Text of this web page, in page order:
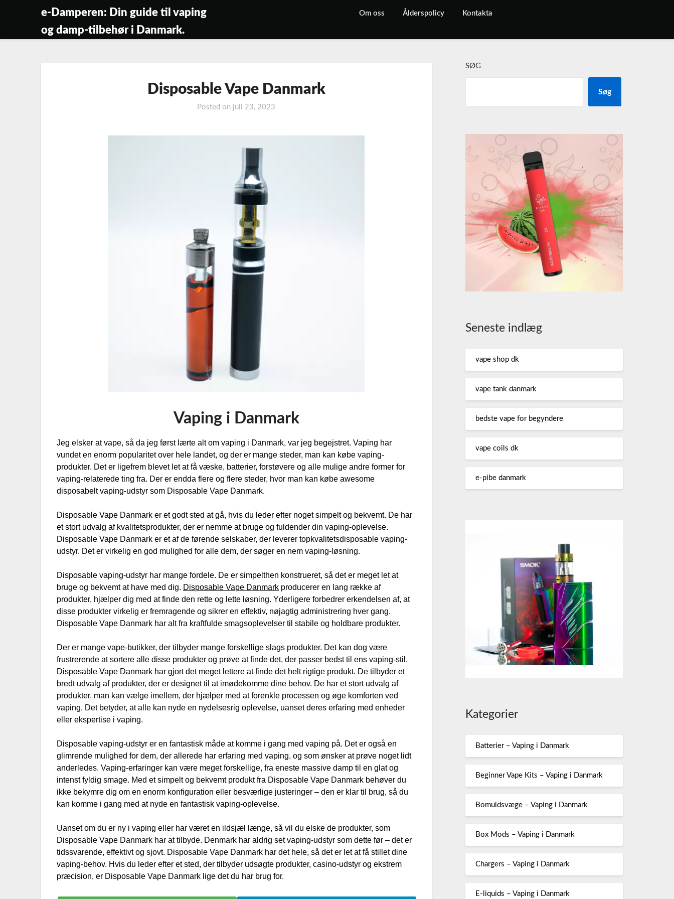
e-Damperen: Din guide til vaping
og damp-tilbehør i Danmark.
Om oss Ålderspolicy Kontakta
Disposable Vape Danmark
Posted on juli 23, 2023
Vaping i Danmark
Jeg elsker at vape, så da jeg først lærte alt om vaping i Danmark, var jeg begejstret. Vaping har
vundet en enorm popularitet over hele landet, og der er mange steder, man kan købe vaping-
produkter. Det er ligefrem blevet let at få væske, batterier, forstøvere og alle mulige andre former for
vaping-relaterede ting fra. Der er endda flere og flere steder, hvor man kan købe awesome
disposabelt vaping-udstyr som Disposable Vape Danmark.
Disposable Vape Danmark er et godt sted at gå, hvis du leder efter noget simpelt og bekvemt. De har
et stort udvalg af kvalitetsprodukter, der er nemme at bruge og fuldender din vaping-oplevelse.
Disposable Vape Danmark er et af de førende selskaber, der leverer topkvalitetsdisposable vaping-
udstyr. Det er virkelig en god mulighed for alle dem, der søger en nem vaping-løsning.
Disposable vaping-udstyr har mange fordele. De er simpelthen konstrueret, så det er meget let at
bruge og bekvemt at have med dig. Disposable Vape Danmark producerer en lang række af
produkter, hjælper dig med at finde den rette og lette løsning. Yderligere forbedrer erkendelsen af, at
disse produkter virkelig er fremragende og sikrer en effektiv, nøjagtig administrering hver gang.
Disposable Vape Danmark har alt fra kraftfulde smagsoplevelser til stabile og holdbare produkter.
Der er mange vape-butikker, der tilbyder mange forskellige slags produkter. Det kan dog være
frustrerende at sortere alle disse produkter og prøve at finde det, der passer bedst til ens vaping-stil.
Disposable Vape Danmark har gjort det meget lettere at finde det helt rigtige produkt. De tilbyder et
bredt udvalg af produkter, der er designet til at imødekomme dine behov. De har et stort udvalg af
produkter, man kan vælge imellem, der hjælper med at forenkle processen og øge komforten ved
vaping. Det betyder, at alle kan nyde en nydelsesrig oplevelse, uanset deres erfaring med enheder
eller ekspertise i vaping.
Disposable vaping-udstyr er en fantastisk måde at komme i gang med vaping på. Det er også en
glimrende mulighed for dem, der allerede har erfaring med vaping, og som ønsker at prøve noget lidt
anderledes. Vaping-erfaringer kan være meget forskellige, fra eneste massive damp til en glat og
intenst fyldig smage. Med et simpelt og bekvemt produkt fra Disposable Vape Danmark behøver du
ikke bekymre dig om en enorm konfiguration eller besværlige justeringer – den er klar til brug, så du
kan komme i gang med at nyde en fantastisk vaping-oplevelse.
Uanset om du er ny i vaping eller har været en ildsjæl længe, så vil du elske de produkter, som
Disposable Vape Danmark har at tilbyde. Denmark har aldrig set vaping-udstyr som dette før – det er
tidssvarende, effektivt og sjovt. Disposable Vape Danmark har det hele, så det er let at få stillet dine
vaping-behov. Hvis du leder efter et sted, der tilbyder udsøgte produkter, casino-udstyr og ekstrem
præcision, er Disposable Vape Danmark lige det du har brug for.
SØG
Søg
Seneste indlæg
vape shop dk
vape tank danmark
bedste vape for begyndere
vape coils dk
e-pibe danmark
Kategorier
Batterier – Vaping i Danmark
Beginner Vape Kits – Vaping i Danmark
Bomuldsvæge – Vaping i Danmark
Box Mods – Vaping i Danmark
Chargers – Vaping i Danmark
E-liquids – Vaping i Danmark